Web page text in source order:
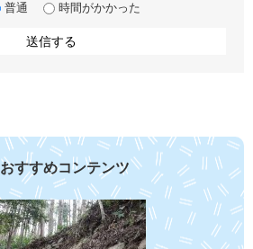
普通 時間がかかった
おすすめコンテンツ